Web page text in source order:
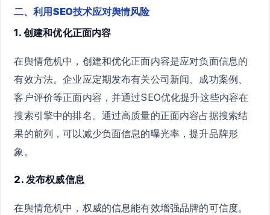
二、利用SEO技术应对舆情风险
1. 创建和优化正面内容
在舆情危机中，创建和优化正面内容是应对负面信息的
有效方法。企业应定期发布有关公司新闻、成功案例、
客户评价等正面内容，并通过SEO优化提升这些内容在
搜索引擎中的排名。通过高质量的正面内容占据搜索结
果的前列，可以减少负面信息的曝光率，提升品牌形
象。
2. 发布权威信息
在舆情危机中，权威的信息能有效增强品牌的可信度。